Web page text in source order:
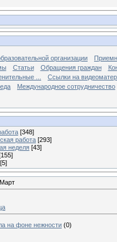
организации
Статьи Обращения граждан
...
Ссылки на
Международное сотрудничество
[348]
работа [293]
неделя [43]
[5]
Март
на фоне нежности (0)